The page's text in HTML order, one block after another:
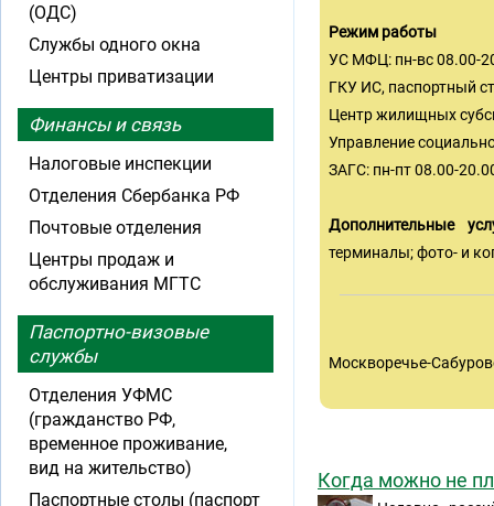
Режим работы
УС МФЦ: пн-вс 08.00-
ГКУ ИС, паспортный
Центр жилищных
Управление
ЗАГС: пн-пт 08.00-
Дополнительные
терминалы; фото- и
Москворечье-
Когда можно не
(ОДС)
Службы одного окна
Центры приватизации
Финансы и связь
Налоговые инспекции
Отделения Сбербанка РФ
Почтовые отделения
Центры продаж и
обслуживания МГТС
Паспортно-визовые
службы
Отделения УФМС
(гражданство РФ,
временное проживание,
вид на жительство)
Паспортные столы (паспорт